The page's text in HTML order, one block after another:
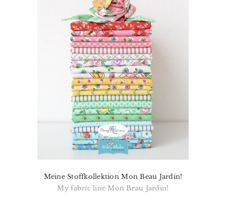
Meine Stoffkollektion Mon Beau Jardin!
My fabric line Mon Beau Jardin!